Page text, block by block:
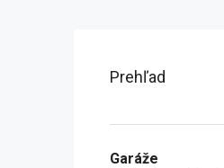
Prehľad
Garáže